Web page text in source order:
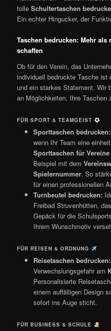
tolleSchultertaschen
Ein echter Hingucker, der
Taschen bedrucken: Mehr als
schaffen
Ob für den Verein, das
individuell bedruckte Tasche
und ein starkes Statement. Wir
an Möglichkeiten, Ihre Taschen
FÜR SPORT & TEAMGEIST
Sporttaschen bedrucken:
wenn Ihr Team eine
Sporttaschen für
Beispiel mit dem
Spielernummer. So
für einen professionellen
Turnbeutel bedrucken:
Freibad Struvenhütten,
Gepäck für die
Ihrem Wunschmotiv
FÜR REISEN & ORDNUNG
Reisetaschen bedrucken:
Verwechslungsgefahr am
Personalisierte
einem auffälligen Design
sofort ins Auge sticht.
FÜR BUSINESS & SCHULE